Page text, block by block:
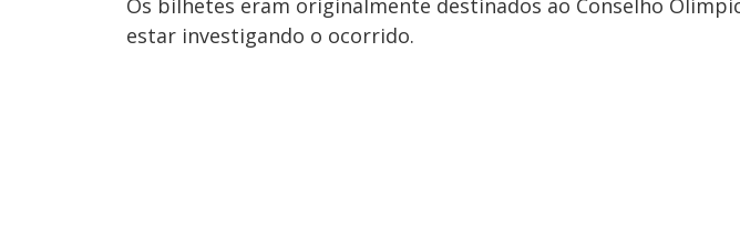
Os bilhetes eram originalmente destinados ao Conselho
estar investigando o ocorrido.